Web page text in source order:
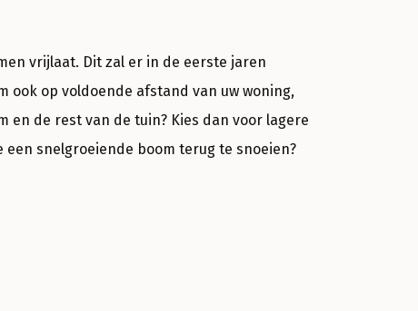
vrijlaat. Dit zal er in de eerste jaren
ook op voldoende afstand van uw woning,
en de rest van de tuin? Kies dan voor lagere
snelgroeiende boom terug te snoeien?